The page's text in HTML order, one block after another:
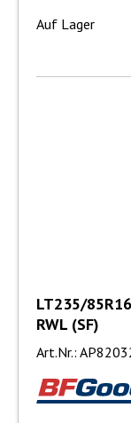
Auf Lager
LT235/
RWL (SF)
Art.Nr.: